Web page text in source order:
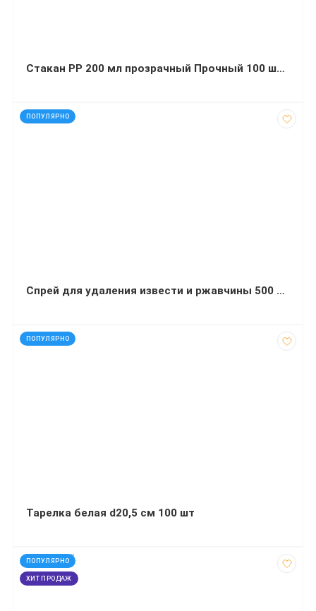
Стакан РР 200 мл прозрачный Прочный 100 штук
ПОПУЛЯРНО
код: 12220
Спрей для удаления извести и ржавчины 500 мл
ПОПУЛЯРНО
код: 43391
Тарелка белая d20,5 см 100 шт
ПОПУЛЯРНО
ХИТ ПРОДАЖ
код: 120383